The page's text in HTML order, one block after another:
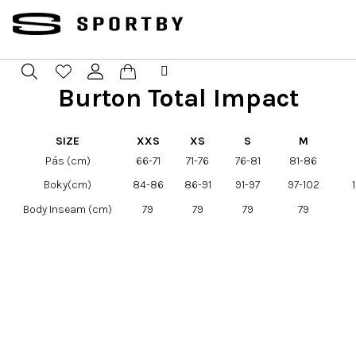
obsah
Hľadať PrihlásenieNákupný
košík
Burton Total Impact
SIZE XXS XS S
M
Pás (cm)
66-71 71-76 76-81
81-86
Boky(cm)
84-86 86-91 91-97 97-102
Body Inseam (cm)
79 79 79 79